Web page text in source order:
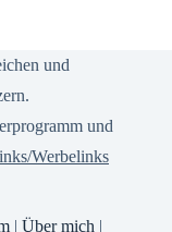
und
und
Werbelinks
| Über mich |